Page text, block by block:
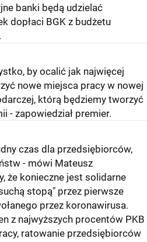
banki będą udzielać
dopłaci BGK z budżetu
by ocalić jak najwięcej
nowe miejsca pracy w nowej
którą będziemy tworzyć
- zapowiedział premier.
czas dla przedsiębiorców,
- mówi Mateusz
że konieczne jest solidarne
stopą" przez pierwsze
przez koronawirusa.
z najwyższych procentów PKB
ratowanie przedsiębiorców